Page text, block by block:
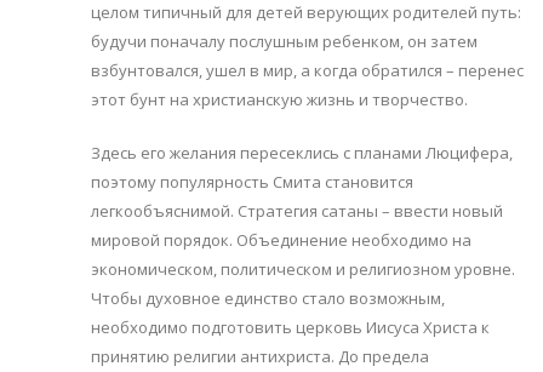
целом типичный для детей верующих родителей путь:
будучи поначалу послушным ребенком, он затем
взбунтовался, ушел в мир, а когда обратился – перенес
этот бунт на христианскую жизнь и творчество.
Здесь его желания пересеклись с планами Люцифера,
поэтому популярность Смита становится
легкообъяснимой. Стратегия сатаны – ввести новый
мировой порядок. Объединение необходимо на
экономическом, политическом и религиозном уровне.
Чтобы духовное единство стало возможным,
необходимо подготовить церковь Иисуса Христа к
принятию религии антихриста. До предела